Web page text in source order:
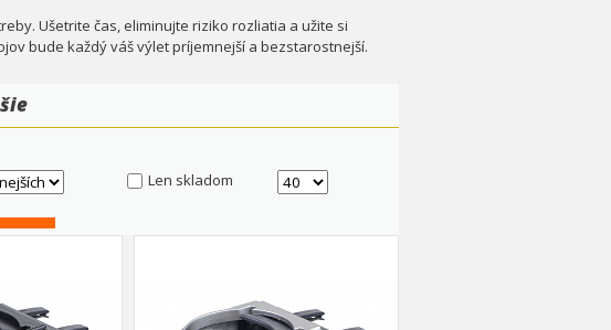
Ušetrite čas, eliminujte riziko rozliatia a užite si
bude každý váš výlet príjemnejší a bezstarostnejší.
Len skladom